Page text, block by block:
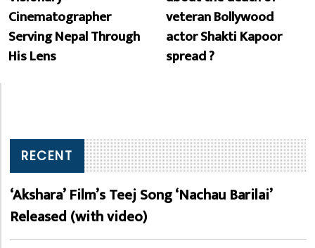
Cinematographer
Serving Nepal Through
His Lens
veteran Bollywood
actor Shakti Kapoor
spread ?
RECENT
‘Akshara’ Film’s Teej Song ‘Nachau Barilai’
Released (with video)